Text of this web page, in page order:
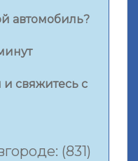
автомобиль?
свяжитесь с
(831)